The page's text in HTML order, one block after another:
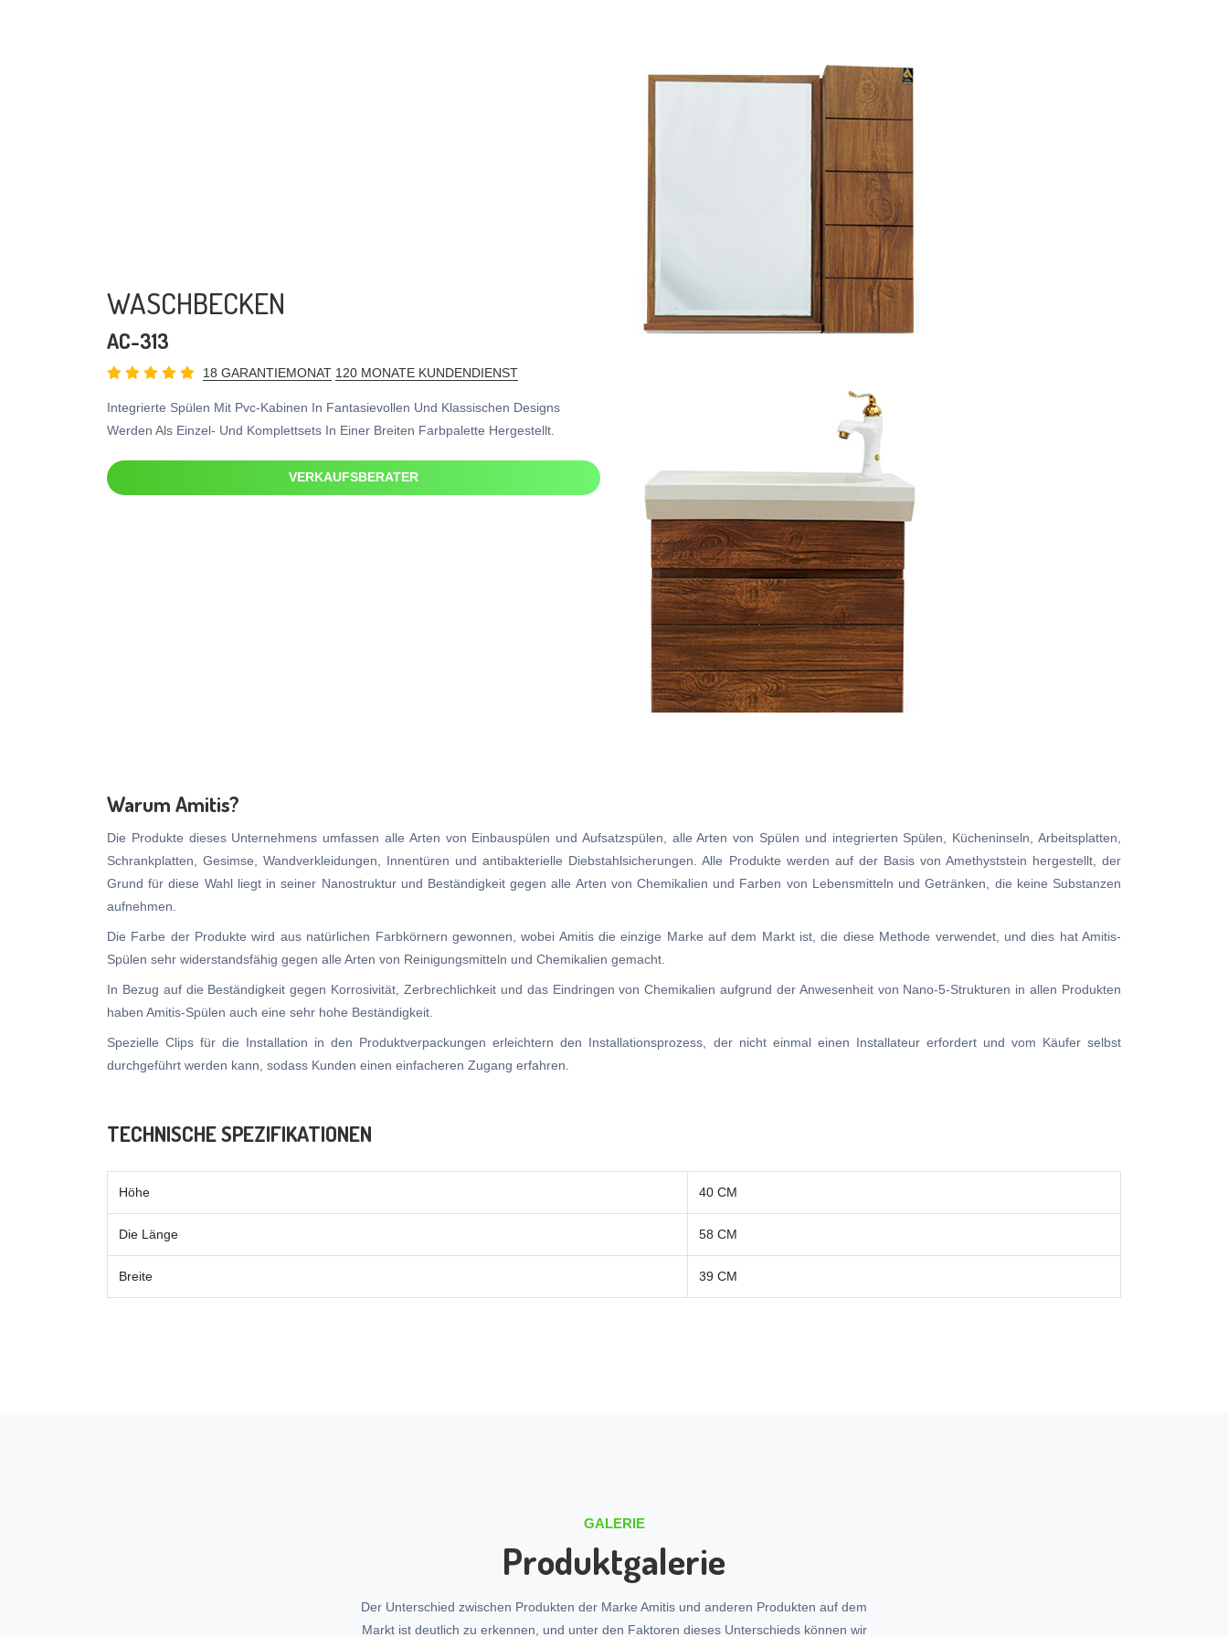
WASCHBECKEN
AC-313
18 GARANTIEMONAT 120 MONATE KUNDENDIENST
Integrierte Spülen Mit Pvc-Kabinen In Fantasievollen Und Klassischen Designs
Werden Als Einzel- Und Komplettsets In Einer Breiten Farbpalette Hergestellt.
VERKAUFSBERATER
Warum Amitis?
Die Produkte dieses Unternehmens umfassen alle Arten von Einbauspülen und Aufsatzspülen, alle Arten von Spülen und integrierten Spülen, Kücheninseln, Arbeitsplatten,
Schrankplatten, Gesimse, Wandverkleidungen, Innentüren und antibakterielle Diebstahlsicherungen. Alle Produkte werden auf der Basis von Amethyststein hergestellt, der
Grund für diese Wahl liegt in seiner Nanostruktur und Beständigkeit gegen alle Arten von Chemikalien und Farben von Lebensmitteln und Getränken, die keine Substanzen
aufnehmen.
Die Farbe der Produkte wird aus natürlichen Farbkörnern gewonnen, wobei Amitis die einzige Marke auf dem Markt ist, die diese Methode verwendet, und dies hat Amitis-
Spülen sehr widerstandsfähig gegen alle Arten von Reinigungsmitteln und Chemikalien gemacht.
In Bezug auf die Beständigkeit gegen Korrosivität, Zerbrechlichkeit und das Eindringen von Chemikalien aufgrund der Anwesenheit von Nano-5-Strukturen in allen Produkten
haben Amitis-Spülen auch eine sehr hohe Beständigkeit.
Spezielle Clips für die Installation in den Produktverpackungen erleichtern den Installationsprozess, der nicht einmal einen Installateur erfordert und vom Käufer selbst
durchgeführt werden kann, sodass Kunden einen einfacheren Zugang erfahren.
TECHNISCHE SPEZIFIKATIONEN
Höhe 40 CM
Die Länge 58 CM
Breite 39 CM
GALERIE
Produktgalerie
Der Unterschied zwischen Produkten der Marke Amitis und anderen Produkten auf dem
Markt ist deutlich zu erkennen, und unter den Faktoren dieses Unterschieds können wir